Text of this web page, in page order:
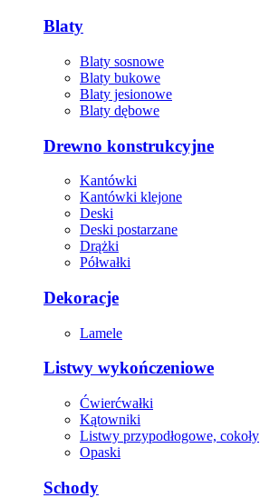
Blaty
Blaty sosnowe
Blaty bukowe
Blaty jesionowe
Blaty dębowe
Drewno konstrukcyjne
Kantówki
Kantówki klejone
Deski
Deski postarzane
Drążki
Półwałki
Dekoracje
Lamele
Listwy wykończeniowe
Ćwierćwałki
Kątowniki
Listwy przypodłogowe, cokoły
Opaski
Schody